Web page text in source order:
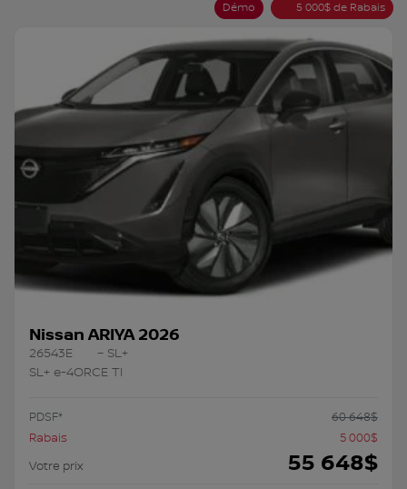
Démo 5 000$ de Rabais
Nissan ARIYA 2026
26543E
– SL+
SL+ e-4ORCE TI
PDSF* 60 648$
Rabais
5 000$
Votre prix
55 648$